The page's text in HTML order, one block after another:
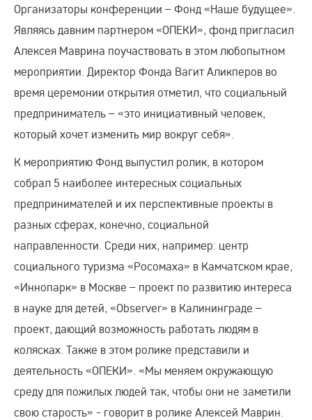
Организаторы конференции – Фонд «Наше будущее».
Являясь давним партнером «ОПЕКИ», фонд пригласил
Алексея Маврина поучаствовать в этом любопытном
мероприятии. Директор Фонда Вагит Аликперов во
время церемонии открытия отметил, что социальный
предприниматель – «это инициативный человек,
который хочет изменить мир вокруг себя».
К мероприятию Фонд выпустил ролик, в котором
собрал 5 наиболее интересных социальных
предпринимателей и их перспективные проекты в
разных сферах, конечно, социальной
направленности. Среди них, например: центр
социального туризма «Росомаха» в Камчатском крае,
«Иннопарк» в Москве – проект по развитию интереса
в науке для детей, «Observer» в Калининграде –
проект, дающий возможность работать людям в
колясках. Также в этом ролике представили и
деятельность «ОПЕКИ». «Мы меняем окружающую
среду для пожилых людей так, чтобы они не заметили
свою старость» - говорит в ролике Алексей Маврин.